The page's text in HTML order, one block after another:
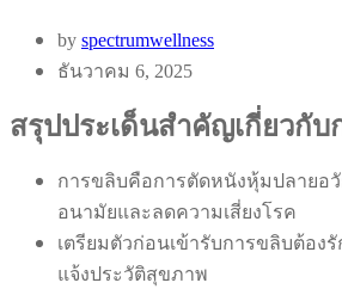
by spectrumwellness
ธันวาคม 6, 2025
สรุปประเด็นสำคัญเกี่ยวกับ
การขลิบคือการตัดหนังหุ้มปลายอวั
อนามัยและลดความเสี่ยงโรค
เตรียมตัวก่อนเข้ารับการขลิบต้อง
แจ้งประวัติสุขภาพ